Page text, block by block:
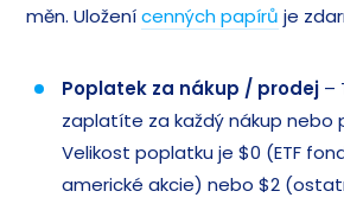
měn. Uloženícenných papírů je
Poplatek za nákup / prodej –
zaplatíte za každý nákup nebo
Velikost poplatku je $0 (ETF
americké akcie) nebo $2